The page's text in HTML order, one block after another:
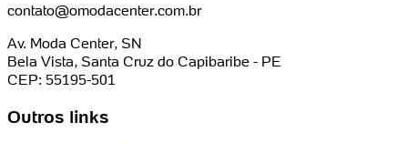
contato@omodacenter.com.br
Av. Moda Center, SN
Bela Vista, Santa Cruz do Capibaribe - PE
CEP: 55195-501
Outros links